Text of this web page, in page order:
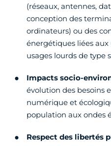
(réseaux, antennes,
conception des
ordinateurs) ou des
énergétiques liées
usages lourds de type
Impacts socio-
évolution des besoins
numérique et
population aux ondes
Respect des libertés